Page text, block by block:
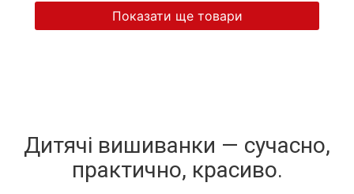
Показати ще товари
Дитячі вишиванки — сучасно,
практично, красиво.